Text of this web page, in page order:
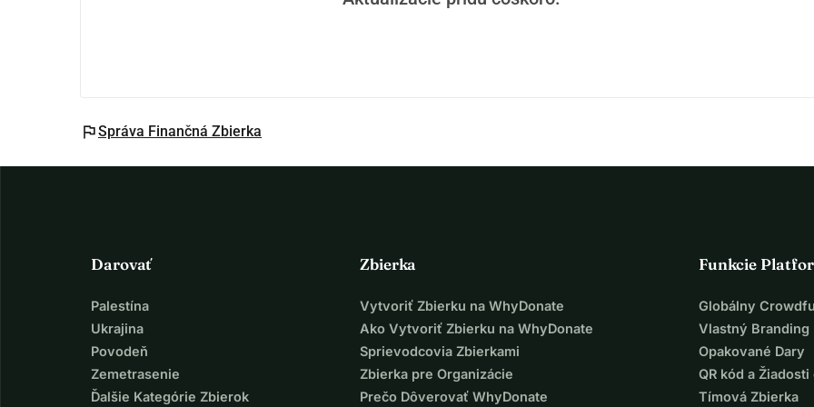
flagSpráva Finančná Zbierka
Darovať
Palestína
Ukrajina
Povodeň
Zemetrasenie
Ďalšie Kategórie Zbierok
Zbierka
Vytvoriť Zbierku na WhyDonate
Ako Vytvoriť Zbierku na WhyDonate
Sprievodcovia Zbierkami
Zbierka pre Organizácie
Prečo Dôverovať WhyDonate
Funkcie
Globálny
Vlastný Branding
Opakované Dary
QR kód a Žiadosti
Tímová Zbierka